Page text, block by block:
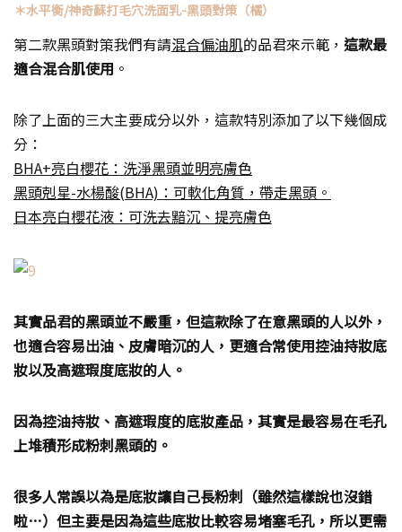
＊水平衡/神奇蘇打毛穴洗面乳-黑頭對策（橘）
第二款黑頭對策我們有請混合偏油肌的品君來示範， 這款最
適合混合肌使用 。
除了上面的三大主要成分以外，這款特別添加了以下幾個成
分：
BHA+亮白櫻花：洗淨黑頭並明亮膚色
黑頭剋星-水楊酸(BHA)：可軟化角質，帶走黑頭。
日本亮白櫻花液：可洗去黯沉、提亮膚色
其實品君的黑頭並不嚴重，但這款除了在意黑頭的人以外，
也適合容易出油、皮膚暗沉的人，更適合常使用控油持妝底
妝以及高遮瑕度底妝的人。
因為控油持妝、高遮瑕度的底妝產品，其實是最容易在毛孔
上堆積形成粉刺黑頭的。
很多人常誤以為是底妝讓自己長粉刺（雖然這樣說也沒錯
啦…）但主要是因為這些底妝比較容易堵塞毛孔，所以更需